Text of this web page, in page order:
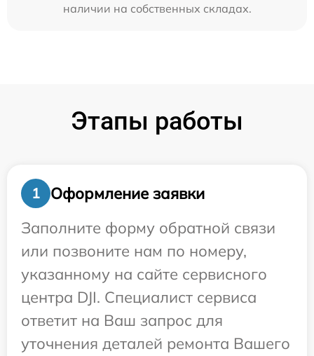
наличии на собственных складах.
Этапы работы
1
Оформление заявки
Заполните форму обратной связи
или позвоните нам по номеру,
указанному на сайте сервисного
центра DJI. Специалист сервиса
ответит на Ваш запрос для
уточнения деталей ремонта Вашего